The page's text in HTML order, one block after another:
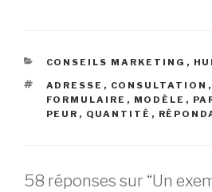
CATÉGORIES
CONSEILS MARKETING ,
ÉTIQUETTES
ADRESSE , CONSULTATION ,
FORMULAIRE , MODÈLE ,
PEUR , QUANTITÉ ,
58 réponses sur “Un